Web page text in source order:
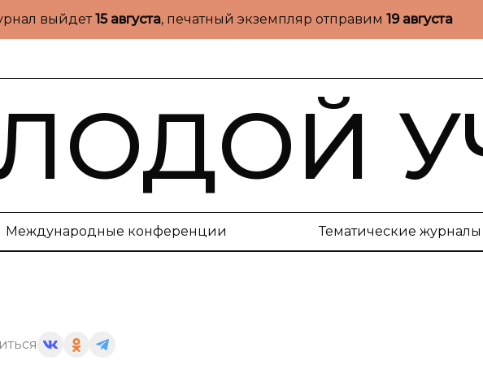
выйдет15 августа, печатный экземпляр отправим 19 августа
Международные конференции Тематические журналы